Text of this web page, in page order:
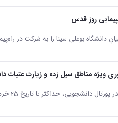
روز قدس
دانشگاه بوعلی سینا را به شرکت در
مناطق سیل زده و زیارت عتبات